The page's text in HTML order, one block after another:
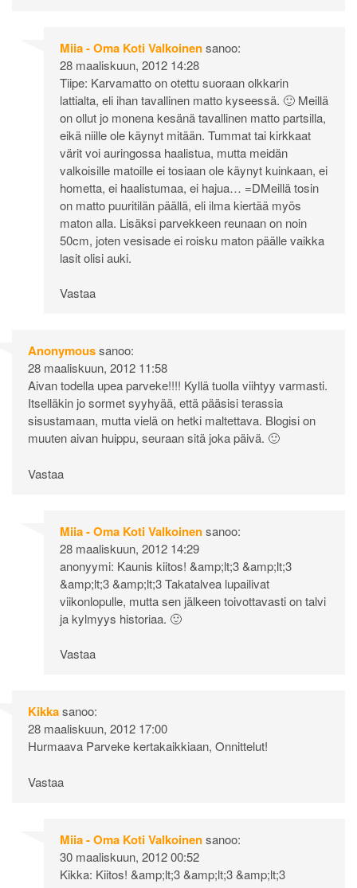
Miia - Oma Koti Valkoinensanoo:
28 maaliskuun, 2012 14:28
Tiipe: Karvamatto on otettu suoraan olkkarin
lattialta, eli ihan tavallinen matto kyseessä. 🙂 Meillä
on ollut jo monena kesänä tavallinen matto partsilla,
eikä niille ole käynyt mitään. Tummat tai kirkkaat
värit voi auringossa haalistua, mutta meidän
valkoisille matoille ei tosiaan ole käynyt kuinkaan, ei
hometta, ei haalistumaa, ei hajua… =DMeillä tosin
on matto puuritilän päällä, eli ilma kiertää myös
maton alla. Lisäksi parvekkeen reunaan on noin
50cm, joten vesisade ei roisku maton päälle vaikka
lasit olisi auki.
Vastaa
Anonymoussanoo:
28 maaliskuun, 2012 11:58
Aivan todella upea parveke!!!! Kyllä tuolla viihtyy varmasti.
Itselläkin jo sormet syyhyää, että pääsisi terassia
sisustamaan, mutta vielä on hetki maltettava. Blogisi on
muuten aivan huippu, seuraan sitä joka päivä. 🙂
Vastaa
Miia - Oma Koti Valkoinensanoo:
28 maaliskuun, 2012 14:29
anonyymi: Kaunis kiitos! &amp;lt;3 &amp;lt;3
&amp;lt;3 &amp;lt;3 Takatalvea lupailivat
viikonlopulle, mutta sen jälkeen toivottavasti on talvi
ja kylmyys historiaa. 🙂
Vastaa
Kikkasanoo:
28 maaliskuun, 2012 17:00
Hurmaava Parveke kertakaikkiaan, Onnittelut!
Vastaa
Miia - Oma Koti Valkoinensanoo:
30 maaliskuun, 2012 00:52
Kikka: Kiitos! &amp;lt;3 &amp;lt;3 &amp;lt;3